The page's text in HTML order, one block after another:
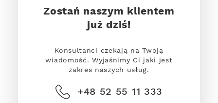
Zostań naszym klientem
już dziś!
Konsultanci czekają na Twoją
wiadomość. Wyjaśnimy Ci jaki jest
zakres naszych usług.
+48 52 55 11 333